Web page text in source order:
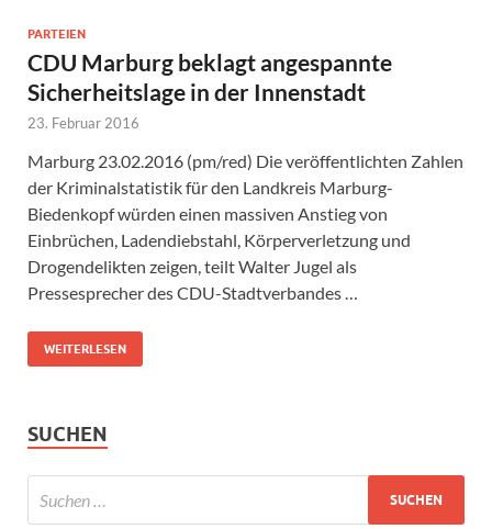
PARTEIEN
CDU Marburg beklagt angespannte
Sicherheitslage in der Innenstadt
23. Februar 2016
Marburg 23.02.2016 (pm/red) Die veröffentlichten Zahlen
der Kriminalstatistik für den Landkreis Marburg-
Biedenkopf würden einen massiven Anstieg von
Einbrüchen, Ladendiebstahl, Körperverletzung und
Drogendelikten zeigen, teilt Walter Jugel als
Pressesprecher des CDU-Stadtverbandes …
WEITERLESEN
SUCHEN